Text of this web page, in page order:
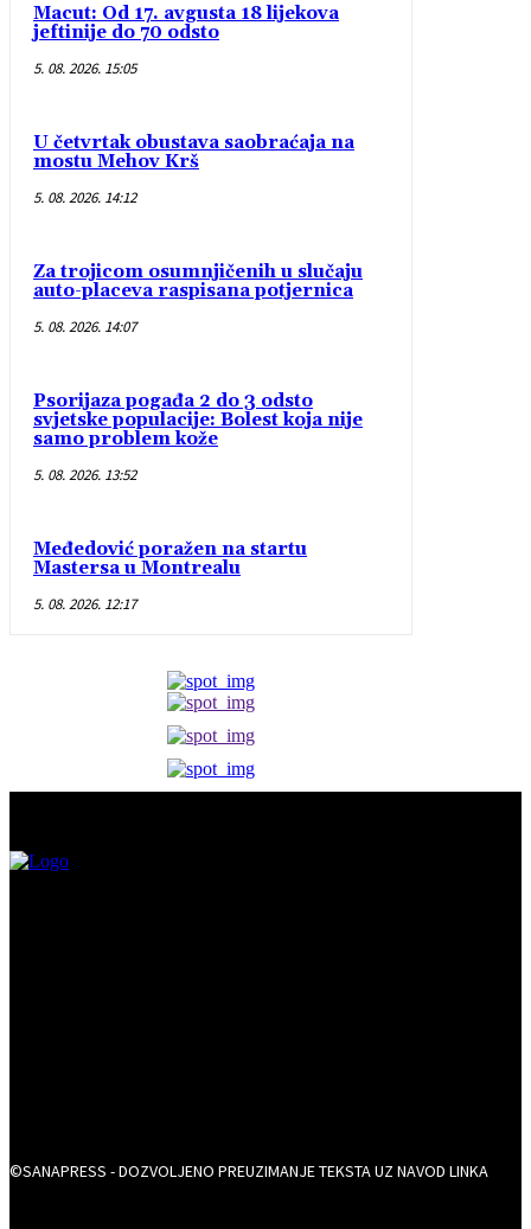
Macut: Od 17. avgusta 18 lijekova
jeftinije do 70 odsto
5. 08. 2026. 15:05
U četvrtak obustava saobraćaja na
mostu Mehov Krš
5. 08. 2026. 14:12
Za trojicom osumnjičenih u slučaju
auto-placeva raspisana potjernica
5. 08. 2026. 14:07
Psorijaza pogađa 2 do 3 odsto
svjetske populacije: Bolest koja nije
samo problem kože
5. 08. 2026. 13:52
Međedović poražen na startu
Mastersa u Montrealu
5. 08. 2026. 12:17
©SANAPRESS - DOZVOLJENO PREUZIMANJE TEKSTA UZ NAVOD LINKA